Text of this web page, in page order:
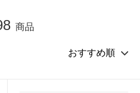
商品